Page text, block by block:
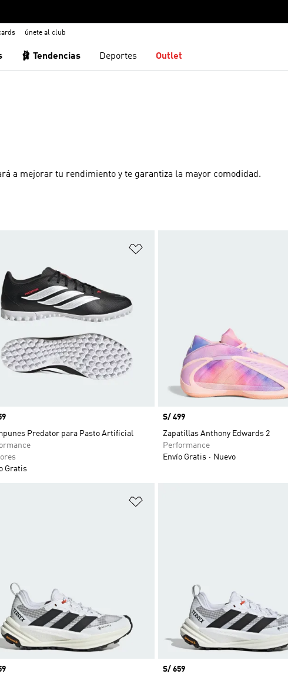
únete al club
🩰 Tendencias Deportes Outlet
a mejorar tu rendimiento y te garantiza la mayor comodidad.
Predator para Pasto Artificial
Gratis
Precio
S/ 499
Zapatillas Anthony Edwards 2
Performance
Envío Gratis
Nuevo
Precio
S/ 659